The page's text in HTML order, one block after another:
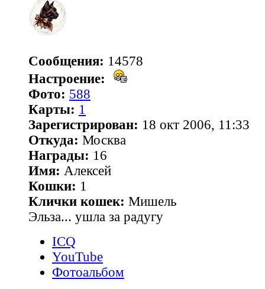
Сообщения: 14578
Настроение:
Фото: 588
Карты: 1
Зарегистрирован: 18 окт 2006, 11:33
Откуда: Москва
Награды: 16
Имя: Алексей
Кошки: 1
Клички кошек: Мишель
Эльза... ушла за радугу
ICQ
YouTube
Фотоальбом